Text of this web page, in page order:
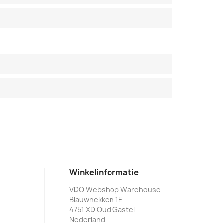
Winkelinformatie
VDO Webshop Warehouse
Blauwhekken 1E
4751 XD Oud Gastel
Nederland